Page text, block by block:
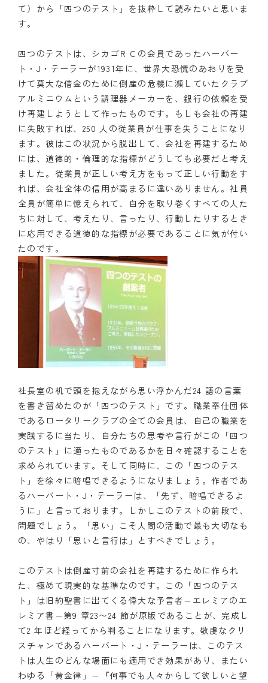
て）から「四つのテスト」を抜粋して読みたいと思いま
す。
四つのテストは、シカゴＲＣの会員であったハーバー
ト・J・テーラーが1931年に、世界大恐慌のあおりを受
けて莫大な借金のために倒産の危機に瀕していたクラブ
アルミニウムという調理器メーカーを、銀行の依頼を受
け再建しようとして作ったものです。もしも会社の再建
に失敗すれば、250 人の従業員が仕事を失うことになり
ます。彼はこの状況から脱出して、会社を再建するため
には、道徳的・倫理的な指標がどうしても必要だと考え
ました。従業員が正しい考え方をもって正しい行動をす
れば、会社全体の信用が高まるに違いありません。社員
全員が簡単に憶えられて、自分を取り巻くすべての人た
ちに対して、考えたり、言ったり、行動したりするとき
に応用できる道徳的な指標が必要であることに気が付い
たのです。
社長室の机で頭を抱えながら思い浮かんだ24 語の言葉
を書き留めたのが「四つのテスト」です。職業奉仕団体
であるロータリークラブの全ての会員は、自己の職業を
実践するに当たり、自分たちの思考や言行がこの「四つ
のテスト」に適ったものであるかを日々確認することを
求められています。そして同時に、この「四つのテス
ト」を徐々に暗唱できるようになりましょう。作者であ
るハーバート・J・テーラーは、「先ず、暗唱できるよ
うに」と言っております。しかしこのテストの前段で、
問題でしょう。「思い」こそ人間の活動で最も大切なも
の、やはり「思いと言行は」とすべきでしょう。
このテストは倒産寸前の会社を再建するために作られ
た、極めて現実的な基準なのです。この「四つのテス
ト」は旧約聖書に出てくる偉大な予言者−エレミアのエ
レミア書−第9 章23〜24 節が原版であることが、完成し
て2 年ほど経ってから判ることになります。敬虔なクリ
スチャンであるハーバート・J・テーラーは、このテス
トは人生のどんな場面にも適用でき効果があり、またい
わゆる「黄金律」−『何事でも人々からして欲しいと望